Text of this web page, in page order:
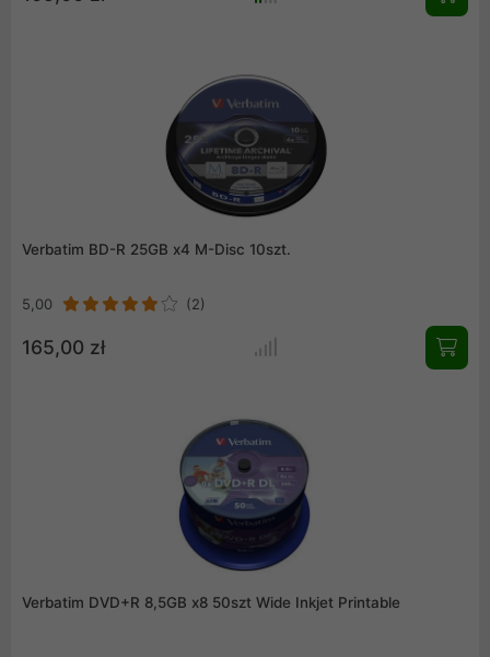
Verbatim BD-R 25GB x4 M-Disc 10szt.
5,00 (2)
165,00 zł
Verbatim DVD+R 8,5GB x8 50szt Wide Inkjet Printable